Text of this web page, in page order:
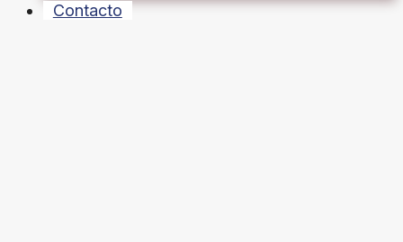
Contacto